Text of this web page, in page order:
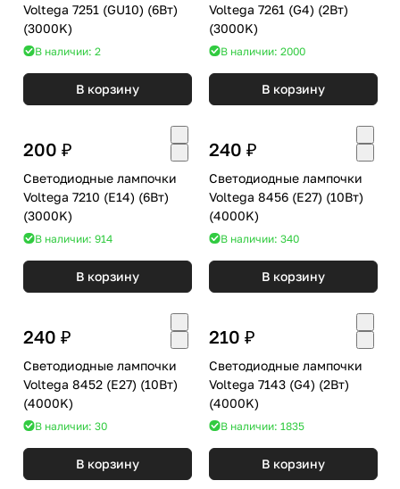
Voltega 7251 (GU10) (6Вт)
(3000K)
В наличии: 2
В корзину
Voltega 7261 (G4) (2Вт)
(3000K)
В наличии: 2000
В корзину
200 ₽
Светодиодные лампочки
Voltega 7210 (E14) (6Вт)
(3000K)
В наличии: 914
В корзину
240 ₽
Светодиодные лампочки
Voltega 8456 (E27) (10Вт)
(4000K)
В наличии: 340
В корзину
240 ₽
Светодиодные лампочки
Voltega 8452 (E27) (10Вт)
(4000K)
В наличии: 30
В корзину
210 ₽
Светодиодные лампочки
Voltega 7143 (G4) (2Вт)
(4000K)
В наличии: 1835
В корзину